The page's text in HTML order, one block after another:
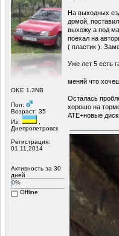
OKE 1.3NB
Пол:
Возраст: 35
Из:
Днепропетровск
Регистрация:
01.11.2014
Активность за 30
дней
0%
Offline
На выходных
домой,
выхожу а под
поехал на
( пластик ).
Уже лет 5 есть
меняй что
Осталась
хорошо на
АТЕ+новые